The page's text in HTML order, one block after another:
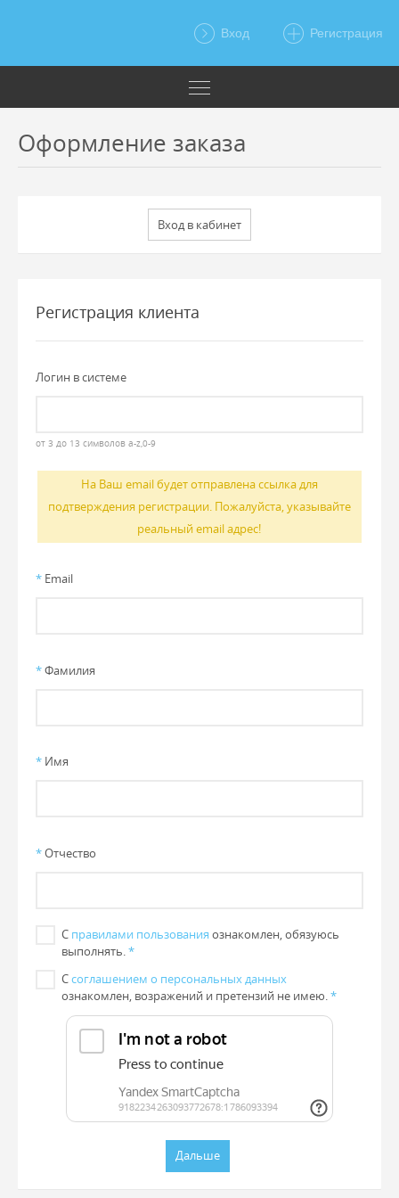
Вход Регистрация
Оформление заказа
Регистрация клиента
Логин в системе
от 3 до 13 символов a-z,0-9
На Ваш email будет отправлена ссылка для
подтверждения регистрации. Пожалуйста, указывайте
реальный email адрес!
* Email
*Фамилия
* Имя
*Отчество
С правилами пользования ознакомлен, обязуюсь
выполнять.*
Ссоглашением о персональных данных
ознакомлен, возражений и претензий не имею.*